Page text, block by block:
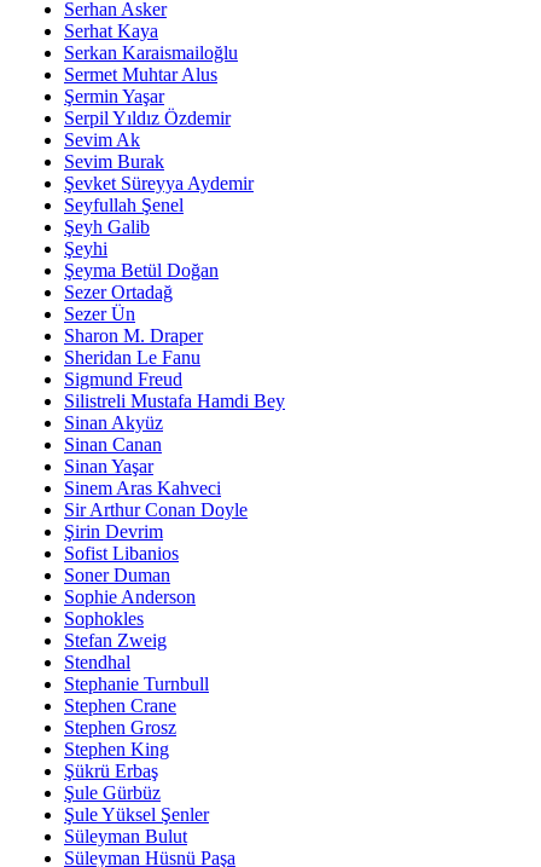
Serhan Asker
Serhat Kaya
Serkan Karaismailoğlu
Sermet Muhtar Alus
Şermin Yaşar
Serpil Yıldız Özdemir
Sevim Ak
Sevim Burak
Şevket Süreyya Aydemir
Seyfullah Şenel
Şeyh Galib
Şeyhi
Şeyma Betül Doğan
Sezer Ortadağ
Sezer Ün
Sharon M. Draper
Sheridan Le Fanu
Sigmund Freud
Silistreli Mustafa Hamdi Bey
Sinan Akyüz
Sinan Canan
Sinan Yaşar
Sinem Aras Kahveci
Sir Arthur Conan Doyle
Şirin Devrim
Sofist Libanios
Soner Duman
Sophie Anderson
Sophokles
Stefan Zweig
Stendhal
Stephanie Turnbull
Stephen Crane
Stephen Grosz
Stephen King
Şükrü Erbaş
Şule Gürbüz
Şule Yüksel Şenler
Süleyman Bulut
Süleyman Hüsnü Paşa